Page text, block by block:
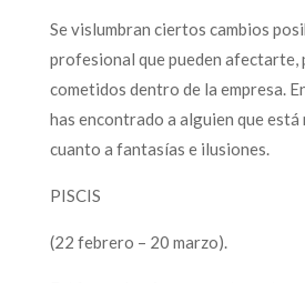
Se vislumbran ciertos cambios
profesional que pueden afectarte,
cometidos dentro de la empresa.
has encontrado a alguien que está
cuanto a fantasías e ilusiones.
PISCIS
(22 febrero – 20 marzo).